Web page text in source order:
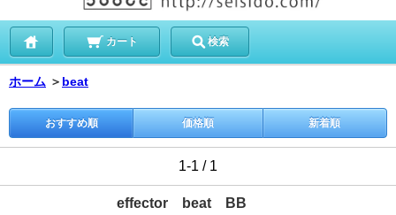
カート 検索
ホーム ＞ beat
おすすめ順 価格順 新着順
1-1 / 1
effector beat BB